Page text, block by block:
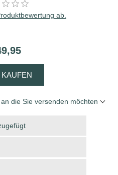
ab.
KAUFEN
die Sie versenden möchten